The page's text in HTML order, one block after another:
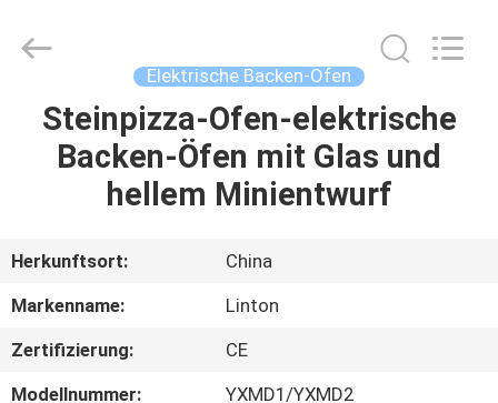
HAUS
PRODUKTE
VIDEOS
UNS
equipments
limited.
Elektrische Backen-Öfen
Steinpizza-Ofen-elektrische
Backen-Öfen mit Glas und
hellem Minientwurf
Herkunftsort:
China
Markenname:
Linton
Zertifizierung:
CE
Modellnummer:
YXMD1/YXMD2